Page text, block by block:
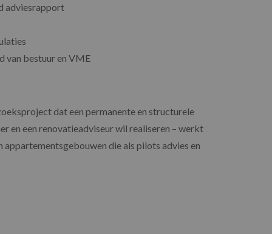
adviesrapport
van bestuur en VME
dat een permanente en structurele
en een renovatieadviseur wil realiseren – werkt
die als pilots advies en